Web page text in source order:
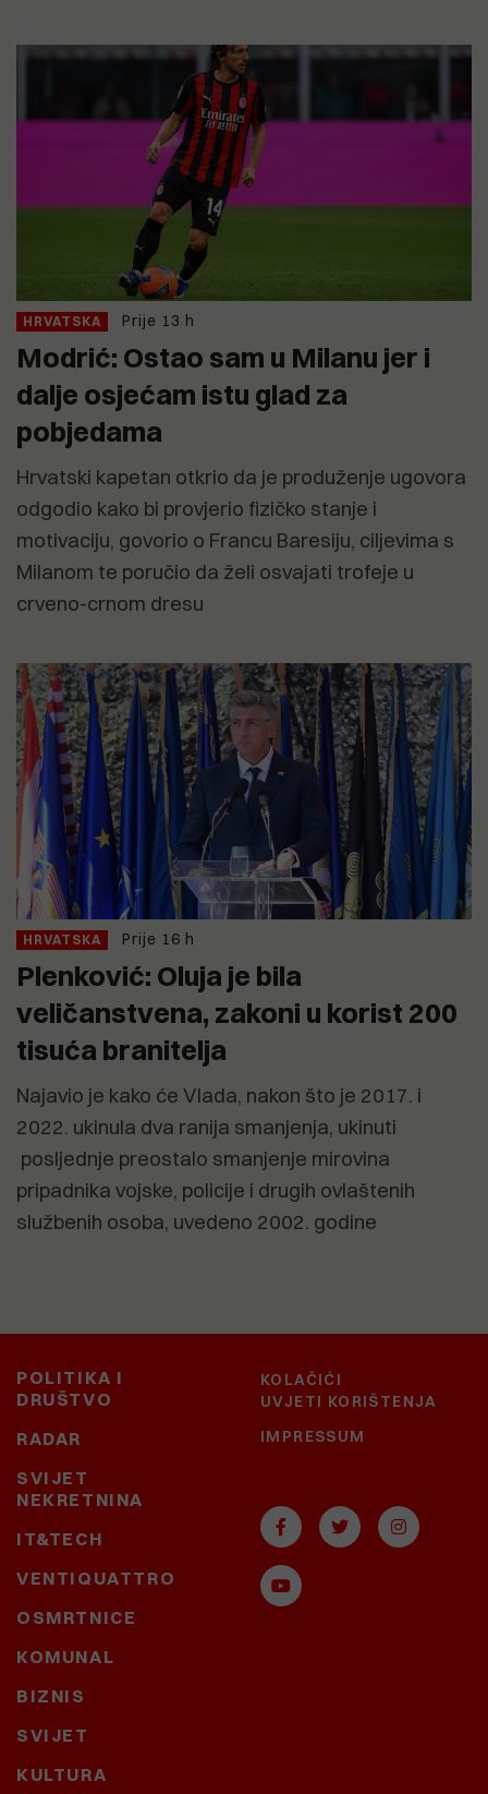
HRVATSKA Prije 13 h
Modrić: Ostao sam u Milanu jer i
dalje osjećam istu glad za
pobjedama
Hrvatski kapetan otkrio da je produženje ugovora
odgodio kako bi provjerio fizičko stanje i
motivaciju, govorio o Francu Baresiju, ciljevima s
Milanom te poručio da želi osvajati trofeje u
crveno-crnom dresu
HRVATSKA Prije 16 h
Plenković: Oluja je bila
veličanstvena, zakoni u korist 200
tisuća branitelja
Najavio je kako će Vlada, nakon što je 2017. i
2022. ukinula dva ranija smanjenja, ukinuti
posljednje preostalo smanjenje mirovina
pripadnika vojske, policije i drugih ovlaštenih
službenih osoba, uvedeno 2002. godine
POLITIKA I
DRUŠTVO
RADAR
SVIJET
NEKRETNINA
IT&TECH
VENTIQUATTRO
OSMRTNICE
KOMUNAL
BIZNIS
SVIJET
KULTURA
KOLAČIĆI
UVJETI KORIŠTENJA
IMPRESSUM